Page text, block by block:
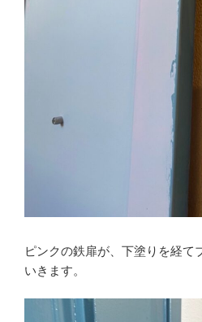
ピンクの鉄扉が、下塗りを経て
いきます。